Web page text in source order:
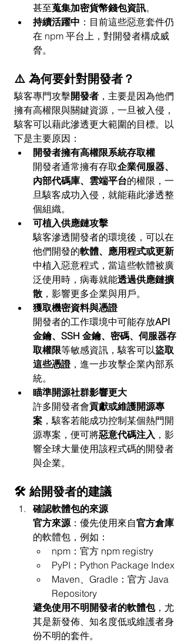
甚至蒐集加密貨幣錢包資訊。
持續活躍中 ：目前這些惡意套件仍
在 npm 平台上，對開發者構成威
脅。
⚠️ 為何要針對開發者？
駭客專門攻擊開發者 ，主要是因為他們
擁有高權限與關鍵資源，一旦被入侵，
駭客可以藉此滲透更大範圍的目標。以
下是主要原因：
開發者擁有高權限系統存取權
開發者通常擁有存取企業伺服器、
內部代碼庫、雲端平台的權限，一
旦駭客成功入侵，就能藉此滲透整
個組織。
可植入供應鏈攻擊
駭客滲透開發者的環境後，可以在
他們開發的軟體、應用程式或更新
中植入惡意程式，當這些軟體被廣
泛使用時，病毒就能透過供應鏈擴
散 ，影響更多企業與用戶。
獲取機密資料與憑證
開發者的工作環境中可能存放API
金鑰、SSH 金鑰、密碼、伺服器存
取權限等敏感資訊，駭客可以盜取
這些憑證，進一步攻擊企業內部系
統。
瞄準開源社群影響更大
許多開發者會貢獻或維護開源專
案 ，駭客若能成功控制某個熱門開
源專案，便可將惡意代碼注入 ，影
響全球大量使用該程式碼的開發者
與企業。
🛠️ 給開發者的建議
確認軟體包的來源
官方來源：優先使用來自官方倉庫
的軟體包，例如：
npm：官方 npm registry
PyPI：Python Package Index
Maven、Gradle：官方 Java
Repository
避免使用不明開發者的軟體包，尤
其是新發佈、知名度低或維護者身
份不明的套件。